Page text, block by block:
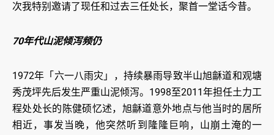
次我特别邀请了现任和过去三任处长，聚首一堂话今昔。
70年代山泥倾泻频仍
1972年「六一八雨灾」，持续暴雨导致半山旭龢道和观塘
秀茂坪先后发生严重山泥倾泻。1998至2011年担任土力工
程处处长的陈健硕忆述，旭龢道意外地点与他当时的居所
相近，事发当晚，他突然听到隆隆巨响，山崩土淹的一